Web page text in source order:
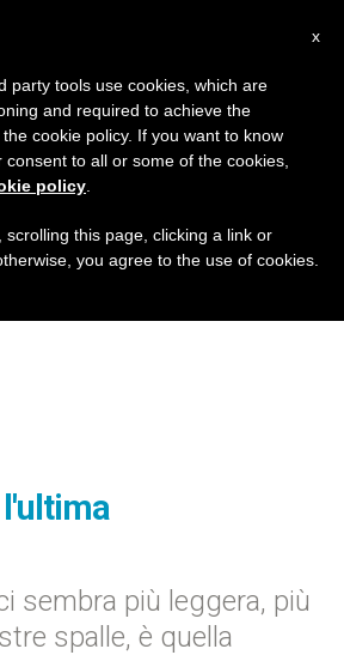
sembra più leggera, più
spalle, è quella
x
party tools use cookies, which are
and required to achieve the
cookie policy. If you want to know
to all or some of the cookies,
policy
scrolling this page, clicking a link or
you agree to the use of cookies.